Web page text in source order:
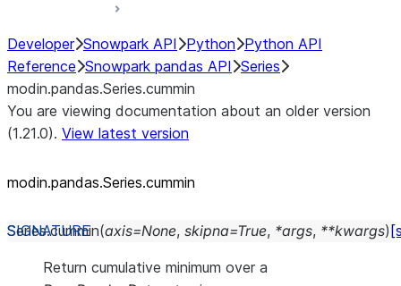
Developer Snowpark API Python Python API
Reference Snowpark pandas API Series
modin.pandas.Series.cummin
You are viewing documentation about an older version
(1.21.0). View latest version
modin.pandas.Series.cummin
Series.cummin(axis=None, skipna=True, *args, **kwargs)
Return cumulative minimum over a